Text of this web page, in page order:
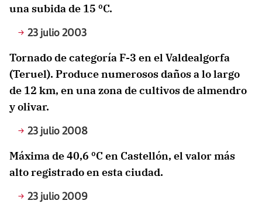
una subida de 15 ºC.
23 julio 2003
Tornado de categoría F-3 en el Valdealgorfa
(Teruel). Produce numerosos daños a lo largo
de 12 km, en una zona de cultivos de almendro
y olivar.
23 julio 2008
Máxima de 40,6 ºC en Castellón, el valor más
alto registrado en esta ciudad.
23 julio 2009